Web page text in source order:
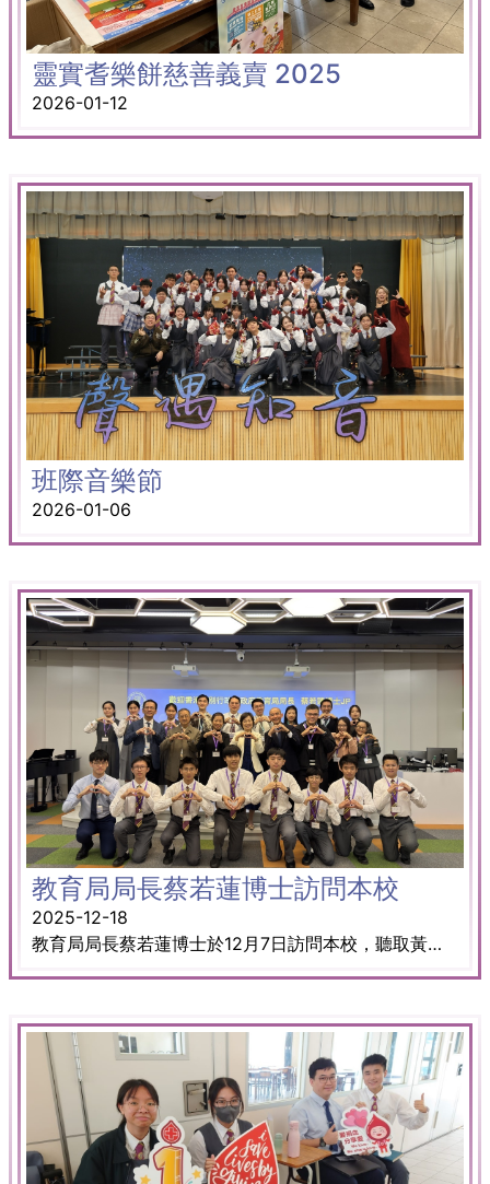
靈實耆樂餅慈善義賣 2025
2026-01-12
班際音樂節
2026-01-06
教育局局長蔡若蓮博士訪問本校
2025-12-18
教育局局長蔡若蓮博士於12月7日訪問本校，聽取黃校長介紹學校特色，並考察本校在創科教育的發展與成果。 期間，四組學生向局長展示了他們的創科項目，局長亦與學生交流，給予指導與建議。此外，局長還與校董及家長代表會面，了解學校的整體發展情況。